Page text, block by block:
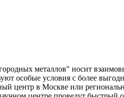
металлов" носит
особые условия с более
центр в Москве или